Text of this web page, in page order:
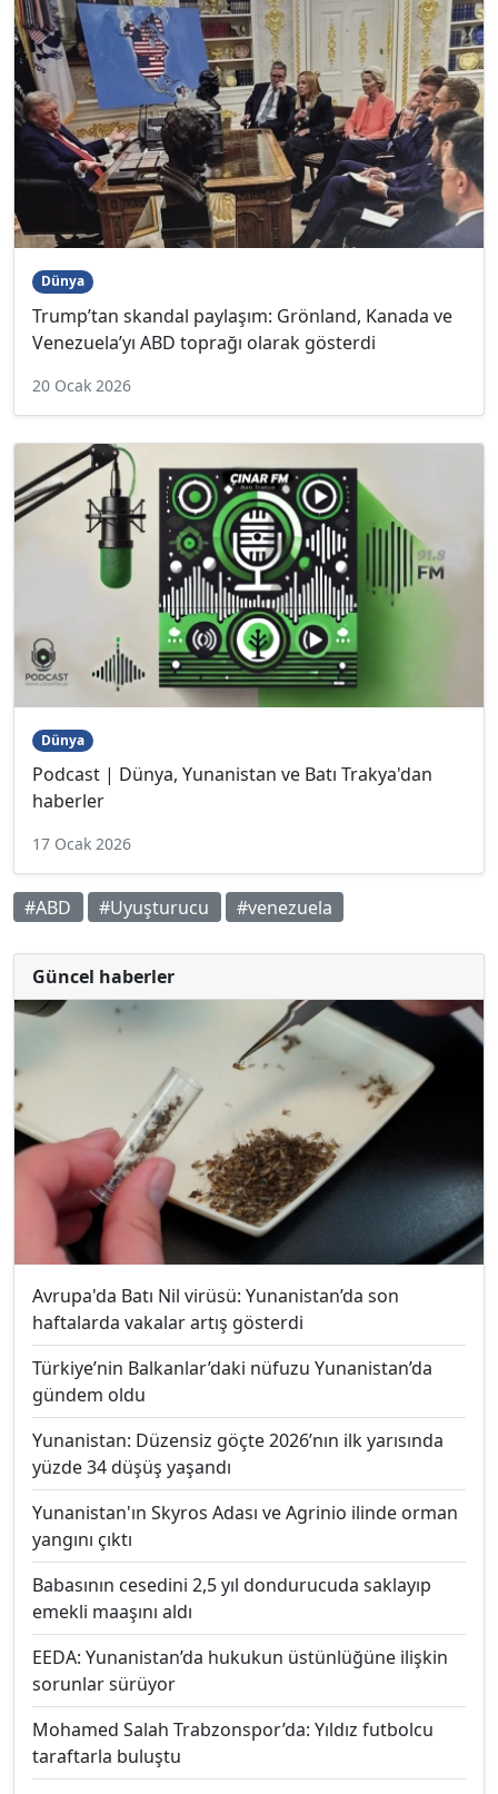
Dünya
Trump’tan skandal paylaşım: Grönland, Kanada ve
Venezuela’yı ABD toprağı olarak gösterdi
20 Ocak 2026
Dünya
Podcast | Dünya, Yunanistan ve Batı Trakya'dan
haberler
17 Ocak 2026
#ABD #Uyuşturucu #venezuela
Güncel haberler
Avrupa'da Batı Nil virüsü: Yunanistan’da son
haftalarda vakalar artış gösterdi
Türkiye’nin Balkanlar’daki nüfuzu Yunanistan’da
gündem oldu
Yunanistan: Düzensiz göçte 2026’nın ilk yarısında
yüzde 34 düşüş yaşandı
Yunanistan'ın Skyros Adası ve Agrinio ilinde orman
yangını çıktı
Babasının cesedini 2,5 yıl dondurucuda saklayıp
emekli maaşını aldı
EEDA: Yunanistan’da hukukun üstünlüğüne ilişkin
sorunlar sürüyor
Mohamed Salah Trabzonspor’da: Yıldız futbolcu
taraftarla buluştu